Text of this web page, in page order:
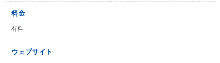
料金
有料
ウェブサイト